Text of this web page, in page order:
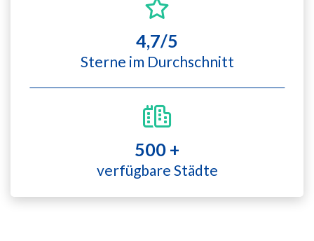
4,7/5
Sterne im Durchschnitt
500 +
verfügbare Städte